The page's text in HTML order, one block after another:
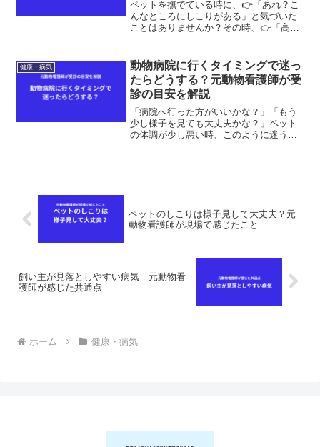
ペットを撫でている時に、👉「あれ？こ
んなところにしこりがある」と気づいた
ことはありませんか？その時、👉「高齢
くありません。ですが、元動物看護師と
して働いていた経験から言...
健康・病気
動物病院に行くタイミングで迷っ
たらどうする？元動物看護師が受
診の目安を解説
「病院へ行った方がいいかな？」「もう
少し様子を見ても大丈夫かな？」ペット
の体調が少し悪い時、このように迷う飼
ペットのしこりは様子見して大丈夫？元
動物看護師が現場で感じたこと
飼い主が見落としやすい病気｜元動物看
護師が感じた共通点
ホーム 健康・病気